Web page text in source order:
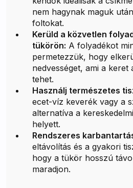
nem hagynak maguk
foltokat.
Kerüld a közvetlen
tükörön: A folyadékot
permetezzük, hogy
nedvességet, ami a
tehet.
Használj természetes
ecet-víz keverék vagy a
alternatíva a
helyett.
Rendszeres
eltávolítás és a gyakori
hogy a tükör hosszú
maradjon.